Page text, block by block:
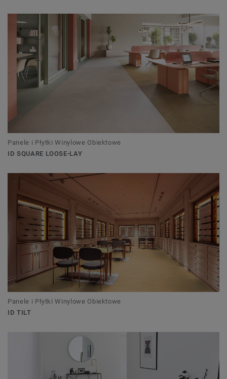
Panele i Płytki Winylowe Obiektowe
ID SQUARE LOOSE-LAY
Panele i Płytki Winylowe Obiektowe
ID TILT